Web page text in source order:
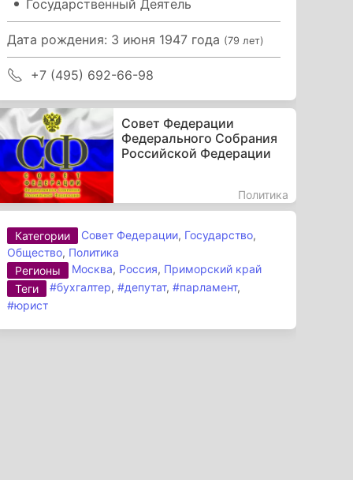
Государственный Деятель
Дата рождения: 3 июня 1947 года (79 лет)
+7 (495) 692-66-98
Совет Федерации
Федерального Собрания
Российской Федерации
Политика
Категории Совет Федерации, Государство,
Общество, Политика
Регионы
Москва, Россия, Приморский край
Теги
#бухгалтер,#депутат,#парламент,
#юрист